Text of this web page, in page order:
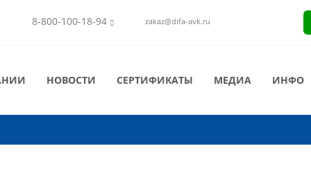
8-800-100-18-94 zakaz@difa-avk.ru
НОВОСТИ СЕРТИФИКАТЫ МЕДИА ИНФО